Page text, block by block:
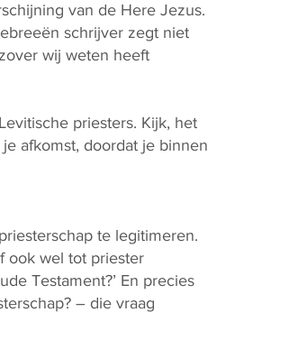
van de Here Jezus.
schrijver zegt niet
wij weten heeft
priesters. Kijk, het
afkomst, doordat je binnen
te legitimeren.
ook wel tot priester
Testament?’ En precies
– die vraag